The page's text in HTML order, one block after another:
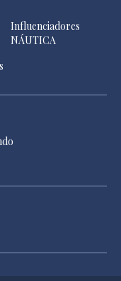
Influenciadores
NÁUTICA